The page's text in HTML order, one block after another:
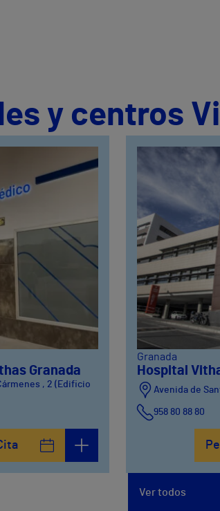
y centros
Granada
, 2 (Edificio
Granada
Hospital
Avenida de
958 80 88 80
Ver todos